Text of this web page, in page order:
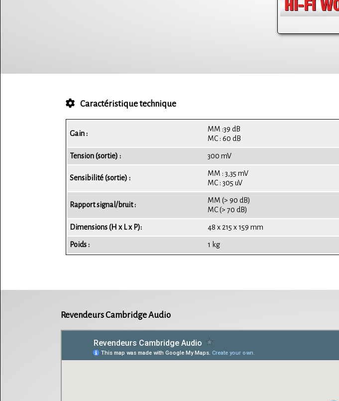
Caractéristique technique
Gain :
MM :39 dB
MC : 60 dB
Tension (sortie) : 300 mV
Sensibilité (sortie) :
MM : 3,35 mV
MC : 305 uV
Rapport signal/bruit :
MM (> 90 dB)
MC (> 70 dB)
Dimensions (H x L x P): 48 x 215 x 159 mm
Poids : 1 kg
Revendeurs Cambridge Audio